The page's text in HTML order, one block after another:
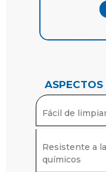
ASPECTOS
Fácil de
Resistente a
químicos